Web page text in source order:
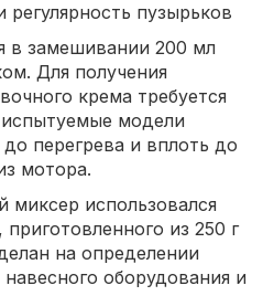
пузырьков
в замешивании 200 мл
Для получения
крема требуется
модели
перегрева и вплоть до
мотора.
миксер использовался
из 250 г
на определении
оборудования и